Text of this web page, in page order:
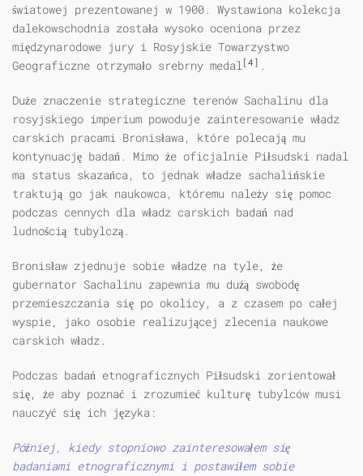
światowej prezentowanej w 1900. Wystawiona kolekcja
dalekowschodnia została wysoko oceniona przez
międzynarodowe jury i Rosyjskie Towarzystwo
Geograficzne otrzymało srebrny medal[4] .
Duże znaczenie strategiczne terenów Sachalinu dla
rosyjskiego imperium powoduje zainteresowanie władz
carskich pracami Bronisława, które polecają mu
kontynuację badań. Mimo że oficjalnie Piłsudski nadal
ma status skazańca, to jednak władze sachalińskie
traktują go jak naukowca, któremu należy się pomoc
podczas cennych dla władz carskich badań nad
ludnością tubylczą.
Bronisław zjednuje sobie władze na tyle, że
gubernator Sachalinu zapewnia mu dużą swobodę
przemieszczania się po okolicy, a z czasem po całej
wyspie, jako osobie realizującej zlecenia naukowe
carskich władz.
Podczas badań etnograficznych Piłsudski zorientował
się, że aby poznać i zrozumieć kulturę tubylców musi
nauczyć się ich języka:
Później, kiedy stopniowo zainteresowałem się
badaniami etnograficznymi i postawiłem sobie